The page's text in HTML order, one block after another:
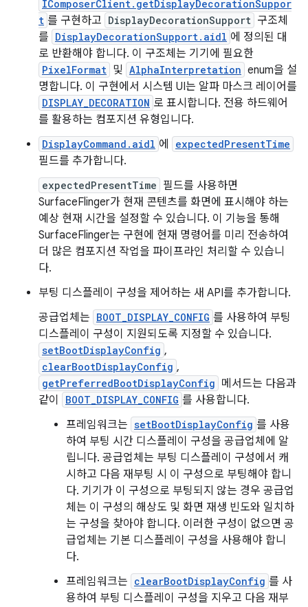
IComposerClient.getDisplayDecorationSuppor
t 를 구현하고 DisplayDecorationSupport 구조체
를 DisplayDecorationSupport.aidl 에 정의된 대
로 반환해야 합니다. 이 구조체는 기기에 필요한
PixelFormat 및 AlphaInterpretation enum을 설
명합니다. 이 구현에서 시스템 UI는 알파 마스크 레이어를
DISPLAY_DECORATION 로 표시합니다. 전용 하드웨어
를 활용하는 컴포지션 유형입니다.
DisplayCommand.aidl 에 expectedPresentTime
필드를 추가합니다.
expectedPresentTime 필드를 사용하면
SurfaceFlinger가 현재 콘텐츠를 화면에 표시해야 하는
예상 현재 시간을 설정할 수 있습니다. 이 기능을 통해
SurfaceFlinger는 구현에 현재 명령어를 미리 전송하여
더 많은 컴포지션 작업을 파이프라인 처리할 수 있습니
다.
부팅 디스플레이 구성을 제어하는 새 API를 추가합니다.
공급업체는 BOOT_DISPLAY_CONFIG 를 사용하여 부팅
디스플레이 구성이 지원되도록 지정할 수 있습니다.
setBootDisplayConfig ,
clearBootDisplayConfig ,
getPreferredBootDisplayConfig 메서드는 다음과
같이
BOOT_DISPLAY_CONFIG 를 사용합니다.
프레임워크는 setBootDisplayConfig 를 사용
하여 부팅 시간 디스플레이 구성을 공급업체에 알
립니다. 공급업체는 부팅 디스플레이 구성에서 캐
시하고 다음 재부팅 시 이 구성으로 부팅해야 합니
다. 기기가 이 구성으로 부팅되지 않는 경우 공급업
체는 이 구성의 해상도 및 화면 재생 빈도와 일치하
는 구성을 찾아야 합니다. 이러한 구성이 없으면 공
급업체는 기본 디스플레이 구성을 사용해야 합니
다.
프레임워크는 clearBootDisplayConfig 를 사
용하여 부팅 디스플레이 구성을 지우고 다음 재부